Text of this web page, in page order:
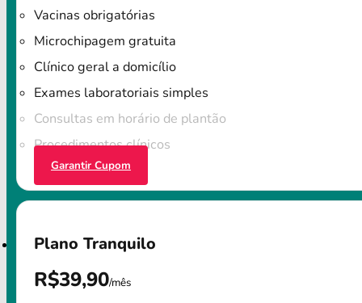
Vacinas obrigatórias
Microchipagem gratuita
Clínico geral a domicílio
Exames laboratoriais simples
Consultas em horário de plantão
Procedimentos clínicos
Garantir Cupom
Plano Tranquilo
R$39,90/mês